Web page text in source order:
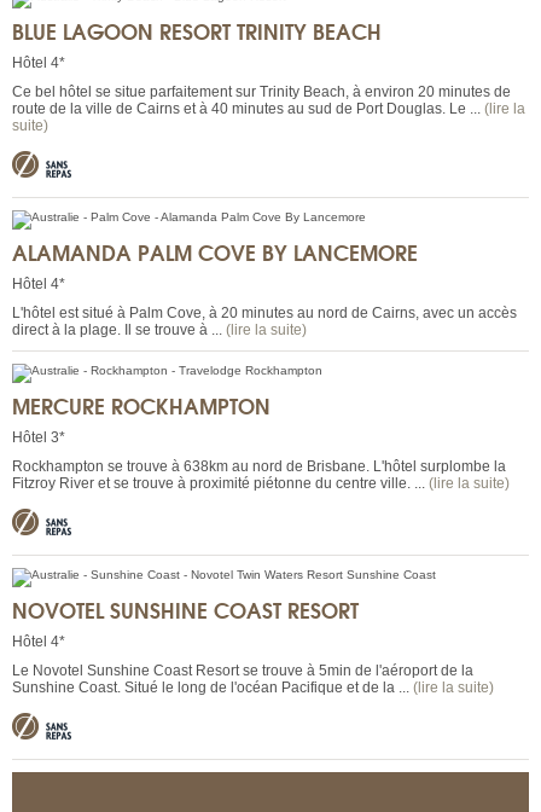
BLUE LAGOON RESORT TRINITY BEACH
Hôtel 4*
Ce bel hôtel se situe parfaitement sur Trinity Beach, à environ 20 minutes de
route de la ville de Cairns et à 40 minutes au sud de Port Douglas. Le ... (lire la
suite)
ALAMANDA PALM COVE BY LANCEMORE
Hôtel 4*
L'hôtel est situé à Palm Cove, à 20 minutes au nord de Cairns, avec un accès
direct à la plage. Il se trouve à ... (lire la suite)
MERCURE ROCKHAMPTON
Hôtel 3*
Rockhampton se trouve à 638km au nord de Brisbane. L'hôtel surplombe la
Fitzroy River et se trouve à proximité piétonne du centre ville. ... (lire la suite)
NOVOTEL SUNSHINE COAST RESORT
Hôtel 4*
Le Novotel Sunshine Coast Resort se trouve à 5min de l'aéroport de la
Sunshine Coast. Situé le long de l'océan Pacifique et de la ... (lire la suite)